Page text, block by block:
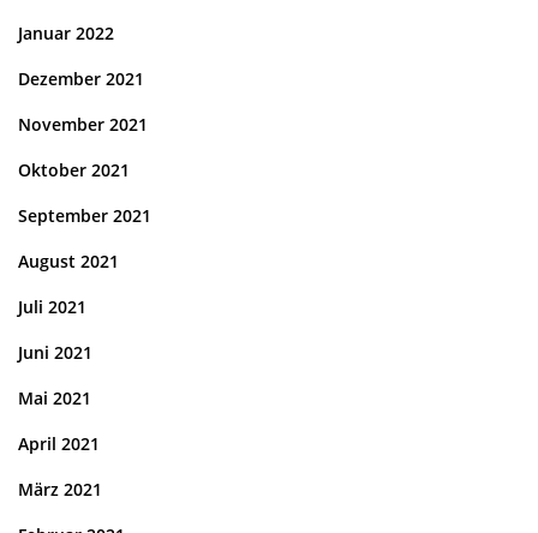
Januar 2022
Dezember 2021
November 2021
Oktober 2021
September 2021
August 2021
Juli 2021
Juni 2021
Mai 2021
April 2021
März 2021